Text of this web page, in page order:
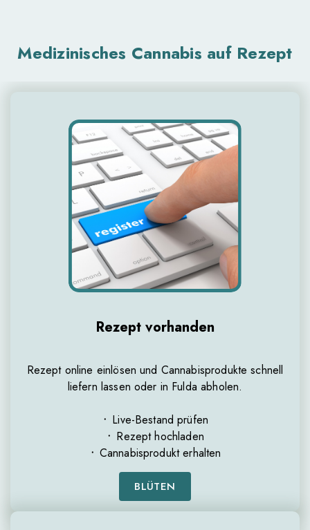
Medizinisches Cannabis auf Rezept
Rezept vorhanden
Rezept online einlösen und Cannabisprodukte schnell
liefern lassen oder in Fulda abholen.
᛫ Live-Bestand prüfen
᛫ Rezept hochladen
᛫ Cannabisprodukt erhalten
BLÜTEN